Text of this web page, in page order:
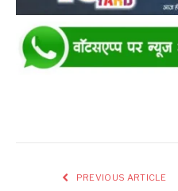
PREVIOUS ARTICLE